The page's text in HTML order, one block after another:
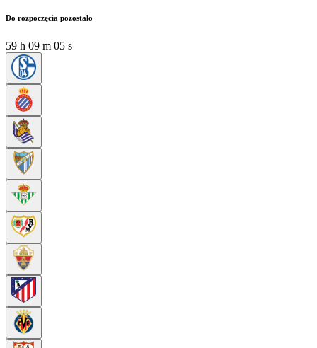
Do rozpoczęcia pozostało
59 h 09 m 03 s